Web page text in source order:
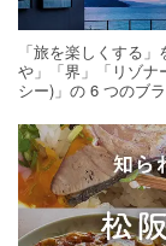
「旅を楽しくする
や」「界」「リゾナ
シー)」の 6 つのブ